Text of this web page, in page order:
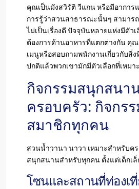
คุณเป็นมังสวิรัติ วีแกน หรือมีอาการ
การรู้ว่าสวนสาธารณะนั้นๆ สามาร
ไม่เป็นเรื่องดี ปัจจุบันหลายแห่งมีตัว
ต้องการด้านอาหารที่แตกต่างกัน คุ
เมนูหรือสอบถามพนักงานเกี่ยวกับสิ่ง
ปกติแล้วพวกเขามักมีตัวเลือกที่เหม
กิจกรรมสนุกสนา
ครอบครัว: กิจกร
สมาชิกทุกคน
สวนน้ำวานา นาวา เหมาะสำหรับค
สนุกสนานสำหรับทุกคน ตั้งแต่เด็กเ
โซนและสถานที่ท่องเ